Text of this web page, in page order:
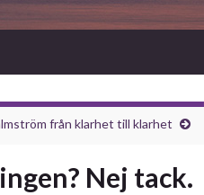
från klarhet till klarhet
Nej tack.